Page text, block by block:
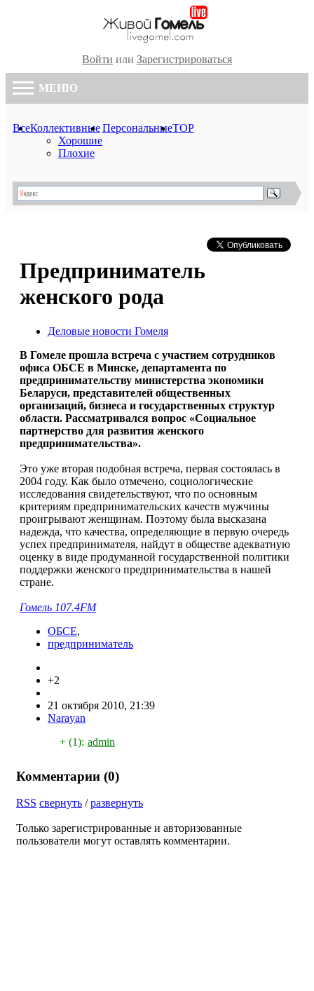
Войти или Зарегистрироваться
МЕНЮ
ВсеКоллективные
Хорошие
Плохие
ПерсональныеTOP
Предприниматель
женского рода
Деловые новости Гомеля
В Гомеле прошла встреча с участием сотрудников
офиса ОБСЕ в Минске, департамента по
предпринимательству министерства экономики
Беларуси, представителей общественных
организаций, бизнеса и государственных структур
области. Рассматривался вопрос «Социальное
партнерство для развития женского
предпринимательства».
Это уже вторая подобная встреча, первая состоялась в
2004 году. Как было отмечено, социологические
исследования свидетельствуют, что по основным
критериям предпринимательских качеств мужчины
проигрывают женщинам. Поэтому была высказана
надежда, что качества, определяющие в первую очередь
успех предпринимателя, найдут в обществе адекватную
оценку в виде продуманной государственной политики
поддержки женского предпринимательства в нашей
стране.
Гомель 107.4FM
ОБСЕ,
предприниматель
+2
21 октября 2010, 21:39
Narayan
+ (1): admin
Комментарии (0)
RSS свернуть /развернуть
Только зарегистрированные и авторизованные
пользователи могут оставлять комментарии.